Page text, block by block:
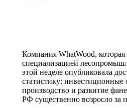
Компания WhatWood, которая
специализацией
этой неделе опубликовала
статистику: инвестиционные
производство и развитие
РФ существенно возросло за